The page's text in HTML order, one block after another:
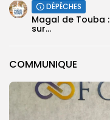
COMMUNIQUE
DÉPÊCHES
Magal de Touba
sur...